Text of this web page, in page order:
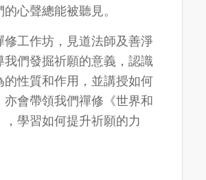
心聲總能被聽見。
修工作坊，見道法師及善淨
我們發掘祈願的意義，認識
的性質和作用，並講授如何
亦會帶領我們禪修《世界和
，學習如何提升祈願的力